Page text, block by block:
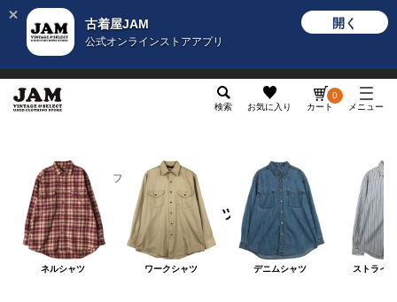
古着屋JAM
公式オンラインストアアプリ
開く
検索 お気に入り カート
0
メニュー
メンズ トップス 長袖シャツ
長袖シャツ
ネルシャツ ワークシャツ デニムシャツ ストライ